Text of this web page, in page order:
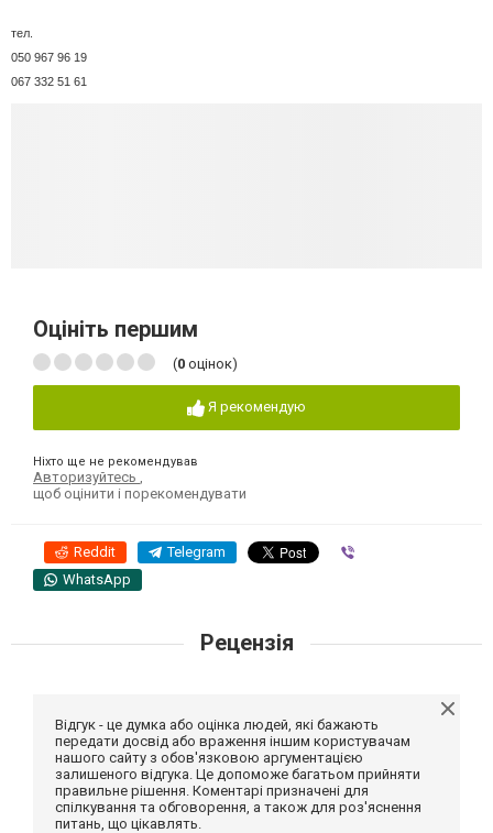
тел.
050 967 96 19
067 332 51 61
Оцініть першим
(0 оцінок)
Я рекомендую
Ніхто ще не рекомендував
Авторизуйтесь
щоб оцінити і порекомендувати
Reddit Telegram
WhatsApp
Рецензія
Відгук - це думка або оцінка людей, які бажають
передати досвід або враження іншим користувачам
нашого сайту з обов'язковою аргументацією
залишеного відгука. Це допоможе багатьом прийняти
правильне рішення. Коментарі призначені для
спілкування та обговорення, а також для роз'яснення
питань, що цікавлять.